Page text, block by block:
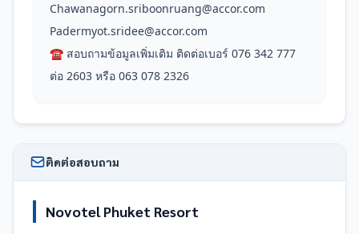
Chawanagorn.sriboonruang@accor.com
Padermyot.sridee@accor.com
☎️ สอบถามข้อมูลเพิ่มเติม ติดต่อเบอร์ 076 342 777
ต่อ 2603 หรือ 063 078 2326
ติดต่อสอบถาม
Novotel Phuket Resort